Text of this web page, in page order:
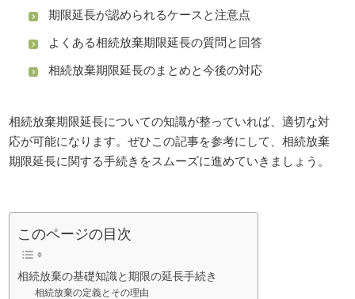
期限延長が認められるケースと注意点
よくある相続放棄期限延長の質問と回答
相続放棄期限延長のまとめと今後の対応
相続放棄期限延長についての知識が整っていれば、適切な対
応が可能になります。ぜひこの記事を参考にして、相続放棄
期限延長に関する手続きをスムーズに進めていきましょう。
このページの目次
相続放棄の基礎知識と期限の延長手続き
相続放棄の定義とその理由